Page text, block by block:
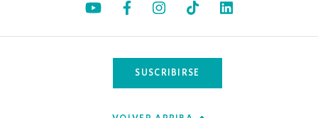
Opens in a new tab.
Opens in a new tab.
Opens in a new tab.
Opens in a new tab.
SUSCRIBIRSE